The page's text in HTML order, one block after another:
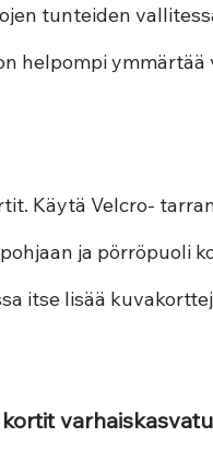
tunteiden
helpompi ymmärtää
Käytä Velcro-
ja pörröpuoli
itse lisää
kortit